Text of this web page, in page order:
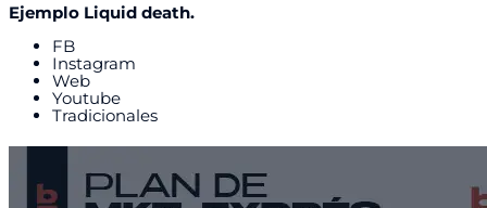
Ejemplo Liquid death.
FB
Instagram
Web
Youtube
Tradicionales